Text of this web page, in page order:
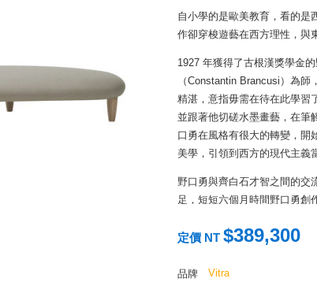
自小學的是歐美教育，看的是
作卻穿梭遊藝在西方理性，與
1927 年獲得了古根漢獎學金
（Constantin Brancusi）為
精湛，意指毋需在待在此學習
並跟著他切磋水墨畫藝，在筆
口勇在風格有很大的轉變，開
美學，引領到西方的現代主義
野口勇與齊白石才智之間的交
足，短短六個月時間野口勇創
悠然弧形沙發和椅凳的設計上
定價 NT $389,300
品牌
Vitra